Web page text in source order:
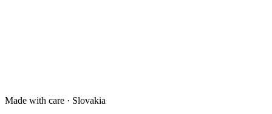
Made with care · Slovakia